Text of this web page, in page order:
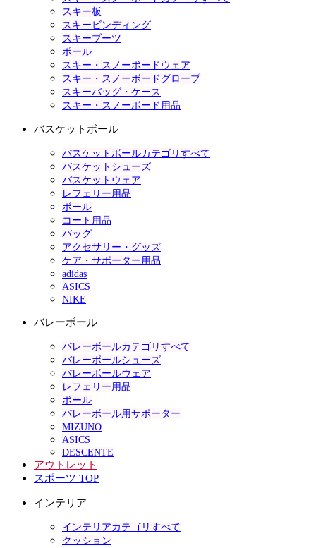
スキー板
スキービンディング
スキーブーツ
ポール
スキー・スノーボードウェア
スキー・スノーボードグローブ
スキーバッグ・ケース
スキー・スノーボード用品
バスケットボール
バスケットボールカテゴリすべて
バスケットシューズ
バスケットウェア
レフェリー用品
ボール
コート用品
バッグ
アクセサリー・グッズ
ケア・サポーター用品
adidas
ASICS
NIKE
バレーボール
バレーボールカテゴリすべて
バレーボールシューズ
バレーボールウェア
レフェリー用品
ボール
バレーボール用サポーター
MIZUNO
ASICS
DESCENTE
アウトレット
スポーツ TOP
インテリア
インテリアカテゴリすべて
クッション